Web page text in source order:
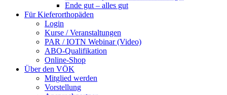
Ende gut – alles gut
Für Kieferorthopäden
Login
Kurse / Veranstaltungen
PAR / IOTN Webinar (Video)
ABO-Qualifikation
Online-Shop
Über den VÖK
Mitglied werden
Vorstellung